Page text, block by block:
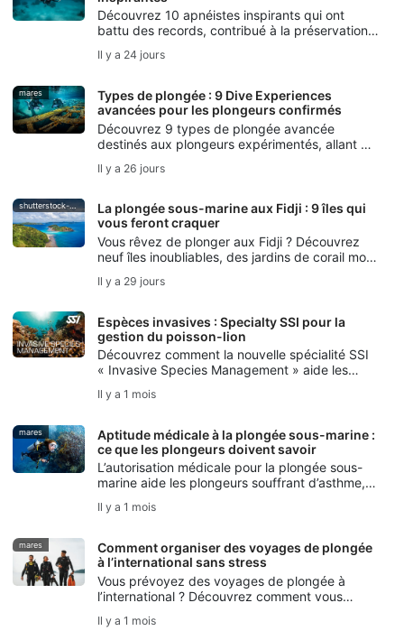
Découvrez 10 apnéistes inspirants qui ont
battu des records, contribué à la préservation
marines et perpétué les traditions de la plongée
Il y a 24 jours
mares
Types de plongée : 9 Dive Experiences
avancées pour les plongeurs confirmés
Découvrez 9 types de plongée avancée
destinés aux plongeurs expérimentés, allant de
en grotte, en dérive, de nuit, sous glace, au
marine.
Il y a 26 jours
shutterstock-bell-davey-photography
La plongée sous-marine aux Fidji : 9 îles qui
vous feront craquer
Vous rêvez de plonger aux Fidji ? Découvrez
neuf îles inoubliables, des jardins de corail mou
taureaux de Beqa, célèbre dans le monde
Il y a 29 jours
Espèces invasives : Specialty SSI pour la
gestion du poisson-lion
Découvrez comment la nouvelle spécialité SSI
« Invasive Species Management » aide les
à gérer le poisson-lion de manière responsable
Il y a 1 mois
mares
Aptitude médicale à la plongée sous-marine :
ce que les plongeurs doivent savoir
L’autorisation médicale pour la plongée sous-
marine aide les plongeurs souffrant d’asthme,
pathologies préexistantes à planifier des
Il y a 1 mois
mares
Comment organiser des voyages de plongée
à l’international sans stress
Vous prévoyez des voyages de plongée à
l’international ? Découvrez comment vous
destinations, gérer la logistique et éviter les
Il y a 1 mois